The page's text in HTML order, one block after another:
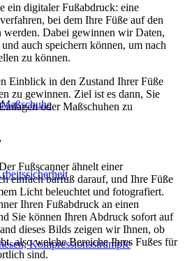
Kompressionsstrümpfe
ein digitaler Fußabdruck: eine
bei dem Ihre Füße auf den
werden. Dabei gewinnen wir Daten,
auch speichern können, um nach
zu können.
Einblick in den Zustand Ihrer Füße
zu gewinnen. Ziel ist es dann, Sie
oder Maßschuhen zu
Fußscanner ähnelt einer
einfach barfuß darauf, und Ihre Füße
Licht beleuchtet und fotografiert.
Ihren Fußabdruck an einen
Sie können Ihren Abdruck sofort auf
dieses Bilds zeigen wir Ihnen, ob
also welche Bereiche Ihres Fußes für
sind.